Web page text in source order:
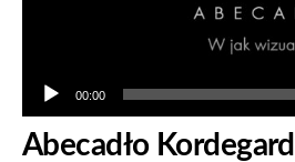
00:00
Abecadło